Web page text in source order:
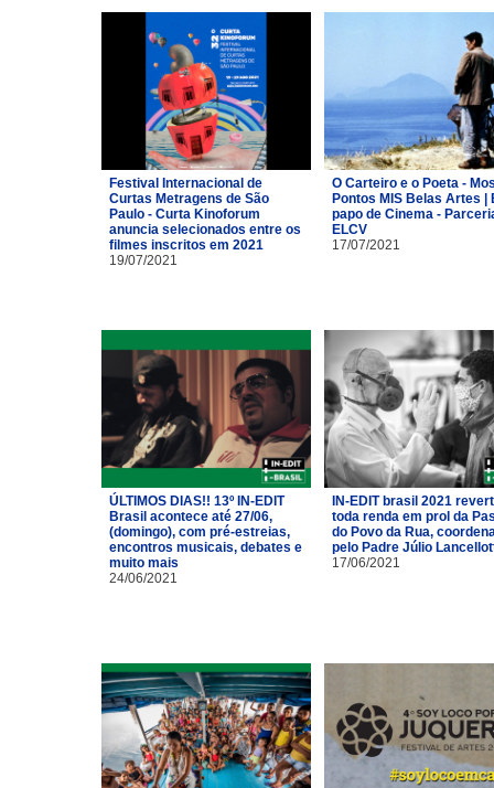
Festival Internacional de
Curtas Metragens de São
Paulo - Curta Kinoforum
anuncia selecionados entre os
filmes inscritos em 2021
19/07/2021
O Carteiro e o Poeta -
Pontos MIS Belas Artes |
papo de Cinema -
ELCV
17/07/2021
ÚLTIMOS DIAS!! 13º IN-EDIT
Brasil acontece até 27/06,
(domingo), com pré-estreias,
encontros musicais, debates e
muito mais
24/06/2021
IN-EDIT brasil 2021
toda renda em prol da
do Povo da Rua,
pelo Padre Júlio
17/06/2021